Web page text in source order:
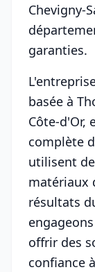
Chevigny-
garanties.
basée à
Côte-d'Or,
complète
utilisent
matériaux
résultats
offrir des
confiance